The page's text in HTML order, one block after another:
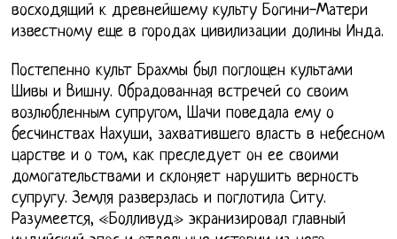
восходящий к древнейшему культу Богини-Матери
известному еще в городах цивилизации долины Инда.
Постепенно культ Брахмы был поглощен культами
Шивы и Вишну. Обрадованная встречей со своим
возлюбленным супругом, Шачи поведала ему о
бесчинствах Нахуши, захватившего власть в небесном
царстве и о том, как преследует он ее своими
домогательствами и склоняет нарушить верность
супругу. Земля разверзлась и поглотила Ситу.
Разумеется, «Болливуд» экранизировал главный